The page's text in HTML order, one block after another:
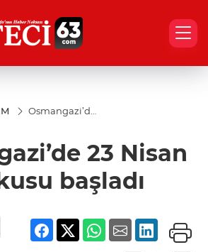
Osmangazi’de
başladı
23 Nisan
başladı